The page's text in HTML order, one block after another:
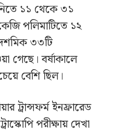
১১ থেকে ৩১
পলিমাটিতে ১২
৩৩টি
গেছে। বর্ষাকালে
বেশি ছিল।
ট্রান্সফর্ম ইনফ্রারেড
পরীক্ষায় দেখা